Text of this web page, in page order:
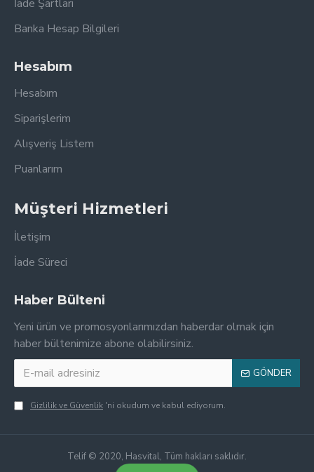
İade Şartları
Banka Hesap Bilgileri
Hesabım
Hesabım
Siparişlerim
Alışveriş Listem
Puanlarım
Müşteri Hizmetleri
İletişim
İade Süreci
Haber Bülteni
Yeni ürün ve promosyonlarımızdan haberdar olmak için
haber bültenimize abone olabilirsiniz.
GÖNDER
Gizlilik ve Güvenlik 'ni okudum ve kabul ediyorum.
Telif © 2020, Hasvital, Tüm hakları saklıdır.